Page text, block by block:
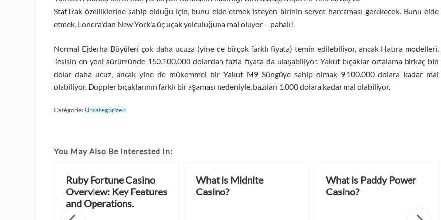
StatTrak özelliklerine sahip olduğu için, bunu elde etmek isteyen birinin servet harcaması gerekecek. Bunu elde
etmek, Londra'dan New York'a üç uçak yolculuğuna mal oluyor – pahalı!
Normal Ejderha Büyüleri çok daha ucuza (yine de birçok farklı fiyata) temin edilebiliyor, ancak Hatıra modelleri,
Tesisin en yeni sürümünde 150.100.000 dolardan fazla fiyata da ulaşabiliyor. Yakut bıçaklar ortalama birkaç bin
dolar daha ucuz, ancak yine de mükemmel bir Yakut M9 Süngüye sahip olmak 9.100.000 dolara kadar mal
olabiliyor. Doppler bıçaklarının farklı bir aşaması nedeniyle, bazıları 1.000 dolara kadar mal olabiliyor.
Catégorie: Uncategorized
You May Also Be Interested In:
Ruby Fortune Casino
Overview: Key Features
and Operations.
What is Midnite
Casino?
What is Paddy Power
Casino?